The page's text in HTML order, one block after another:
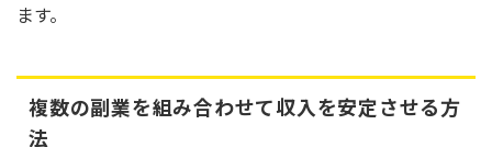
ます。
複数の副業を組み合わせて収入を安定させる方
法